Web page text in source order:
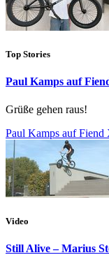
Top Stories
Paul Kamps auf
Grüße gehen raus!
Paul Kamps auf
Video
Still Alive – Marius